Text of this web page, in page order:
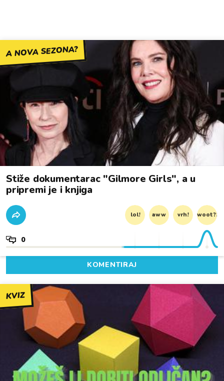
A NOVA SEZONA?
Stiže dokumentarac "Gilmore Girls", a u
pripremi je i knjiga
lol! aww vrh! woot?!
0
KOMENTIRAJ
KVIZ